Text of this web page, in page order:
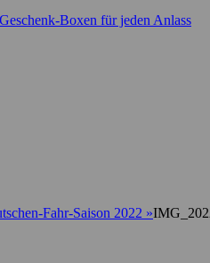
Boxen für jeden Anlass
Fahr-Saison 2022 »